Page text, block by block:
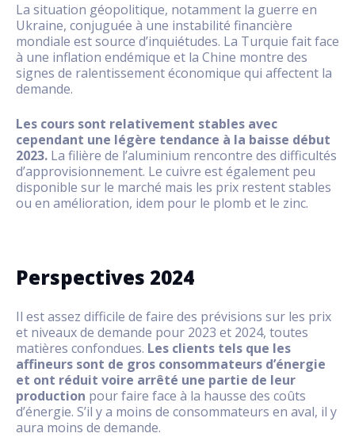
La situation géopolitique, notamment la guerre en
Ukraine, conjuguée à une instabilité financière
mondiale est source d’inquiétudes. La Turquie fait face
à une inflation endémique et la Chine montre des
signes de ralentissement économique qui affectent la
demande.
Les cours sont relativement stables avec
cependant une légère tendance à la baisse début
2023. La filière de l’aluminium rencontre des difficultés
d’approvisionnement. Le cuivre est également peu
disponible sur le marché mais les prix restent stables
ou en amélioration, idem pour le plomb et le zinc.
Perspectives 2024
Il est assez difficile de faire des prévisions sur les prix
et niveaux de demande pour 2023 et 2024, toutes
matières confondues. Les clients tels que les
affineurs sont de gros consommateurs d’énergie
et ont réduit voire arrêté une partie de leur
production pour faire face à la hausse des coûts
d’énergie. S’il y a moins de consommateurs en aval, il y
aura moins de demande.